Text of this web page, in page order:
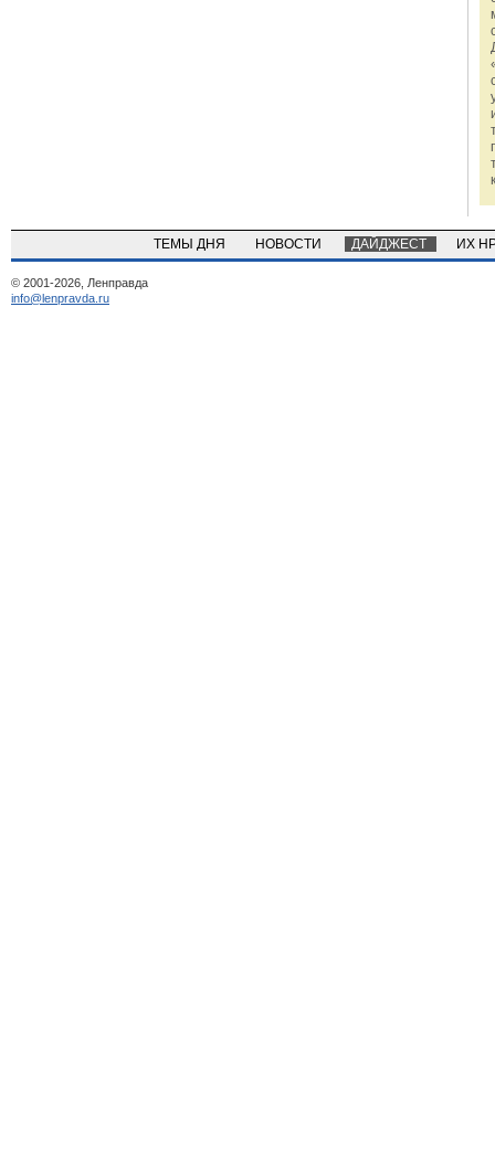
ТЕМЫ ДНЯ НОВОСТИ ДАЙДЖЕСТ ИХ
© 2001-2026, Ленправда
info@lenpravda.ru